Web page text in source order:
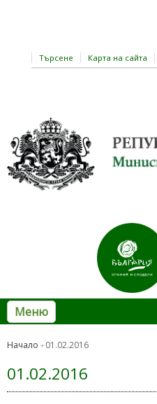
Търсене Карта на сайта
Меню
Начало 01.02.2016
01.02.2016